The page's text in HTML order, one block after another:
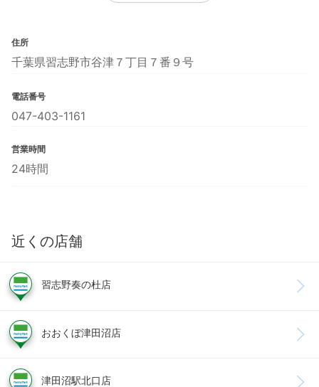
住所
千葉県習志野市谷津７丁目７番９号
電話番号
047-403-1161
営業時間
24時間
近くの店舗
習志野奏の杜店
おおくぼ津田沼店
津田沼駅北口店